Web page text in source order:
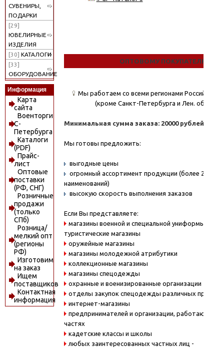
СУВЕНИРЫ,
ПОДАРКИ
[29]
ЮВЕЛИРНЫЕ
ИЗДЕЛИЯ
[30] КАТАЛОГИ
[33]
ОБОРУДОВАНИЕ
Информация
Карта
сайта
Военторги
С-
Петербурга
Каталоги
(PDF)
Прайс-
лист
Оптовые
поставки
(РФ, СНГ)
Розничные
продажи
(только
СПб)
Розница/
мелкий опт
(регионы
РФ)
Изготовим
на заказ
Ищем
поставщиков
Контактная
информация
ОПТОВОМУ ПОКУПАТЕЛЮ
Мы работаем со всеми регионами Российской
(кроме Санкт-Петербурга и Лен.
Минимальная сумма заказа: 20000 рублей.
Мы готовы предложить:
выгодные цены
огромный ассортимент продукции (более 20000
наименований)
высокую скорость выполнения заказов
Если Вы представляете:
магазины военной и специальной униформы -
туристические магазины
оружейные магазины
магазины молодежной атрибутики
коллекционные магазины
магазины спецодежды
охранные и военизированные организации
отделы закупок спецодежды различных
интернет-магазины
предпринимателей и организации, работающие в
частях
кадетские классы и школы
любых заинтересованных частных лиц -